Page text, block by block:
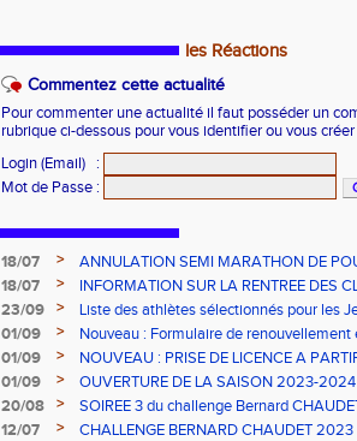
les Réactions
Commentez cette actualité
Pour commenter une actualité il faut posséder un
rubrique ci-dessous pour vous identifier ou vous
Login (Email)
:
Mot de Passe :
18/07 >
ANNULATION SEMI MARATHON DE
18/07
>
INFORMATION SUR LA RENTREE DES
23/09
>
Liste des athlètes sélectionnés pour les
2023
01/09 >
Nouveau : Formulaire de renouvellement
01/09
>
NOUVEAU : PRISE DE LICENCE A
2023
01/09 >
OUVERTURE DE LA SAISON 2023-
20/08
>
SOIREE 3 du challenge Bernard
12/07
>
CHALLENGE BERNARD CHAUDET 2023